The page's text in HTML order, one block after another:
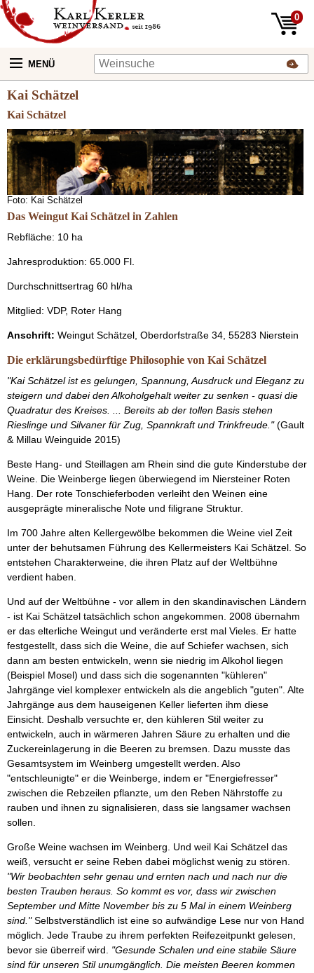
0
MENÜ
Kai Schätzel
Kai Schätzel
Foto: Kai Schätzel
Das Weingut Kai Schätzel in Zahlen
Rebfläche: 10 ha
Jahresproduktion: 65.000 Fl.
Durchschnittsertrag 60 hl/ha
Mitglied: VDP, Roter Hang
Anschrift: Weingut Schätzel, Oberdorfstraße 34, 55283 Nierstein
Die erklärungsbedürftige Philosophie von Kai Schätzel
"Kai Schätzel ist es gelungen, Spannung, Ausdruck und Eleganz zu
steigern und dabei den Alkoholgehalt weiter zu senken - quasi die
Quadratur des Kreises. ... Bereits ab der tollen Basis stehen
Rieslinge und Silvaner für Zug, Spannkraft und Trinkfreude."(Gault
& Millau Weinguide 2015)
Beste Hang- und Steillagen am Rhein sind die gute Kinderstube der
Weine. Die Weinberge liegen überwiegend im Niersteiner Roten
Hang. Der rote Tonschieferboden verleiht den Weinen eine
ausgeprägte mineralische Note und filigrane Struktur.
Im 700 Jahre alten Kellergewölbe bekommen die Weine viel Zeit
unter der behutsamen Führung des Kellermeisters Kai Schätzel. So
entstehen Charakterweine, die ihren Platz auf der Weltbühne
verdient haben.
Und auf der Weltbühne - vor allem in den skandinavischen Ländern
- ist Kai Schätzel tatsächlich schon angekommen. 2008 übernahm
er das elterliche Weingut und veränderte erst mal Vieles. Er hatte
festgestellt, dass sich die Weine, die auf Schiefer wachsen, sich
dann am besten entwickeln, wenn sie niedrig im Alkohol liegen
(Beispiel Mosel) und dass sich die sogenannten "kühleren"
Jahrgänge viel komplexer entwickeln als die angeblich "guten". Alte
Jahrgänge aus dem hauseigenen Keller lieferten ihm diese
Einsicht. Deshalb versuchte er, den kühleren Stil weiter zu
entwickeln, auch in wärmeren Jahren Säure zu erhalten und die
Zuckereinlagerung in die Beeren zu bremsen. Dazu musste das
Gesamtsystem im Weinberg umgestellt werden. Also
"entschleunigte" er die Weinberge, indem er "Energiefresser"
zwischen die Rebzeilen pflanzte, um den Reben Nährstoffe zu
rauben und ihnen zu signalisieren, dass sie langsamer wachsen
sollen.
Große Weine wachsen im Weinberg. Und weil Kai Schätzel das
weiß, versucht er seine Reben dabei möglichst wenig zu stören.
"Wir beobachten sehr genau und ernten nach und nach nur die
besten Trauben heraus. So kommt es vor, dass wir zwischen
September und Mitte November bis zu 5 Mal in einem Weinberg
sind."Selbstverständlich ist eine so aufwändige Lese nur von Hand
möglich. Jede Traube zu ihrem perfekten Reifezeitpunkt gelesen,
bevor sie überreif wird. "Gesunde Schalen und eine stabile Säure
sind für unseren Stil unumgänglich. Die meisten Beeren kommen